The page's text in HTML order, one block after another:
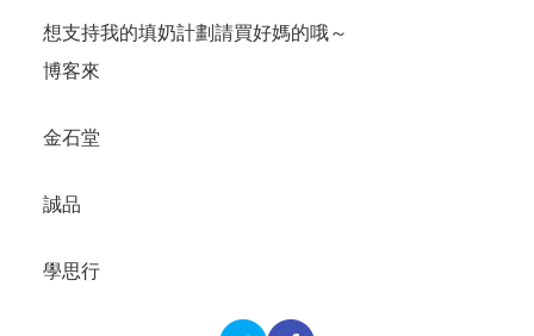
想支持我的填奶計劃請買好媽的哦～
博客來
金石堂
誠品
學思行